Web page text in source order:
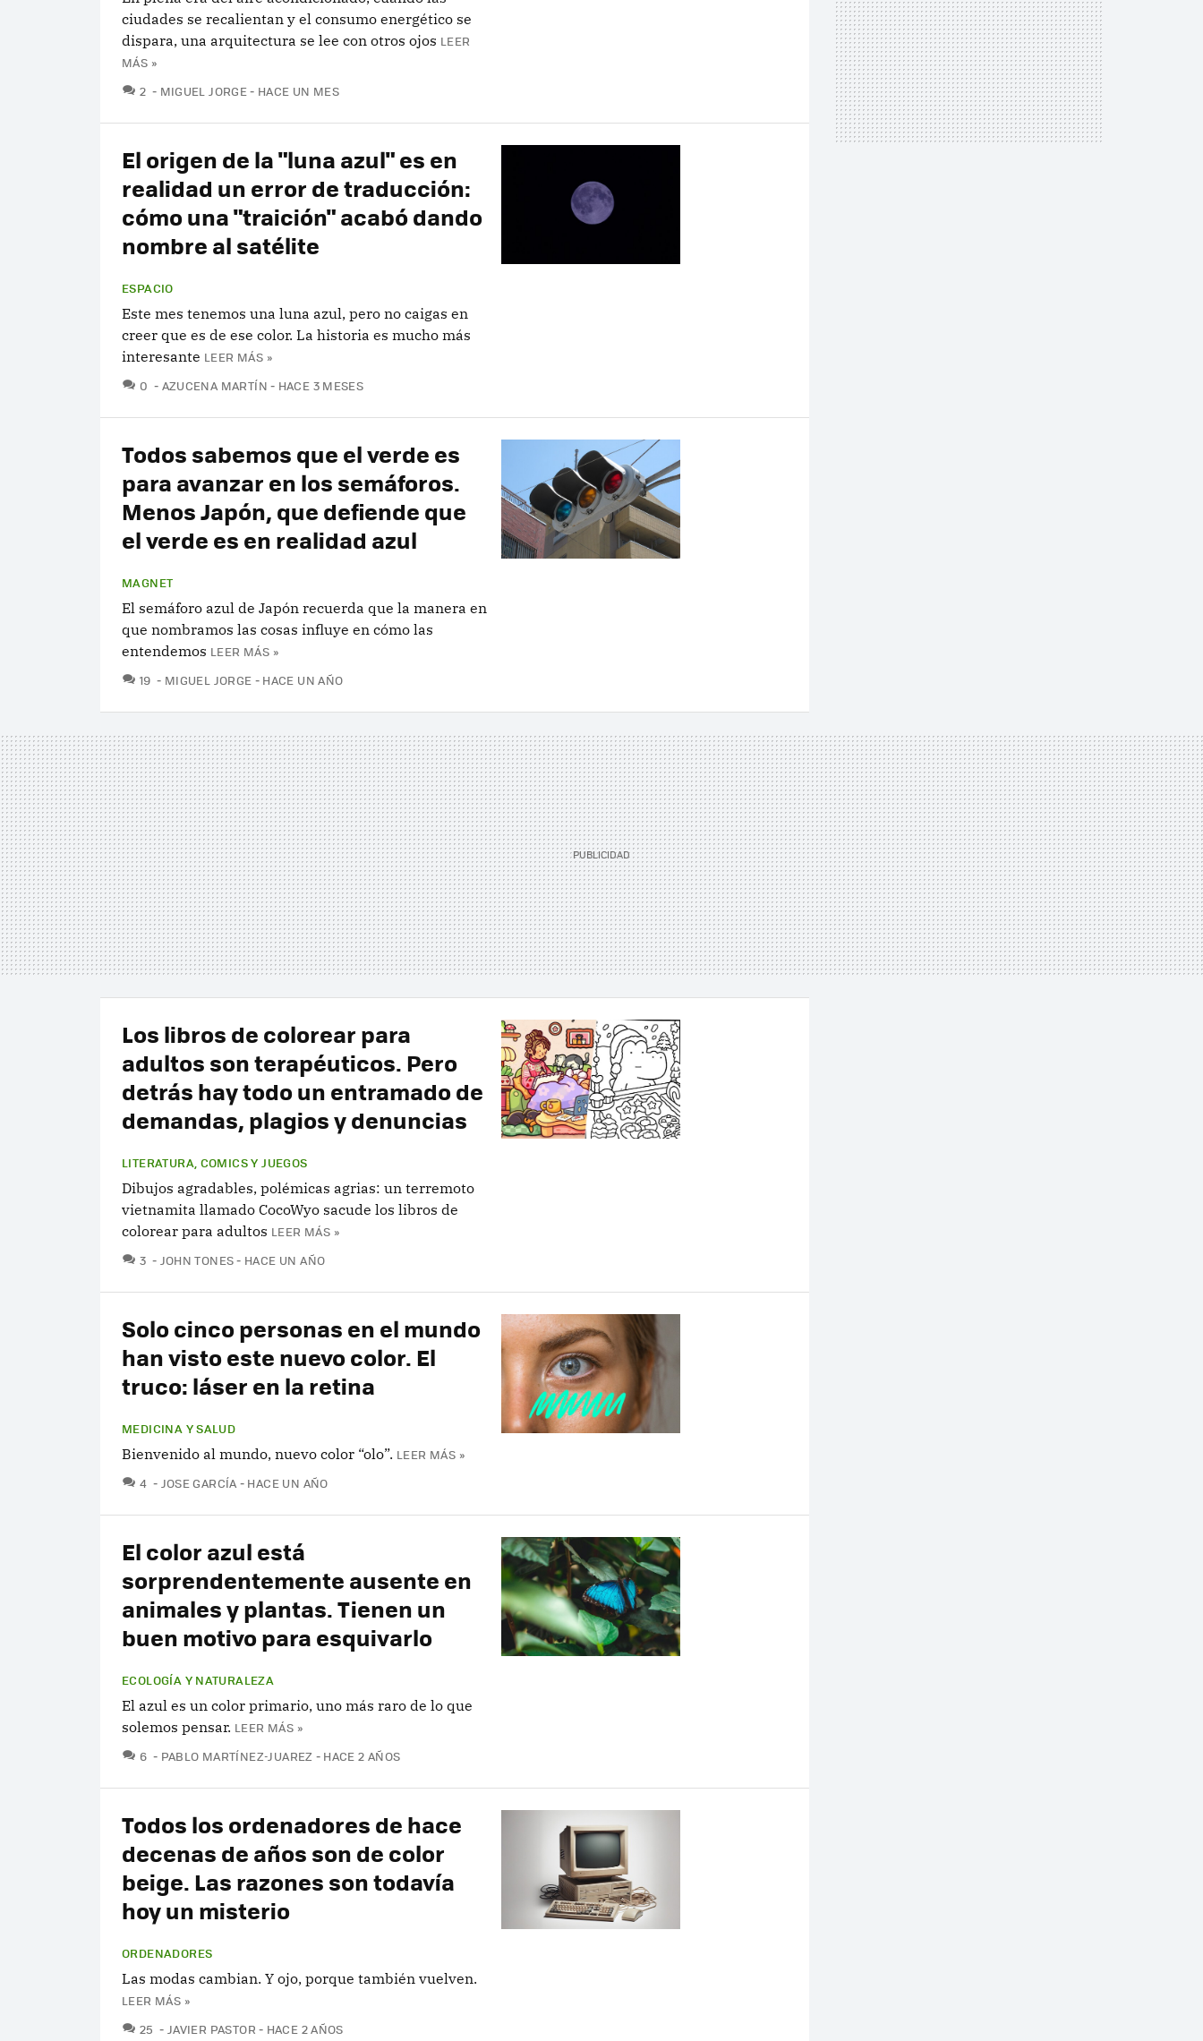
ciudades se recalientan y el consumo energético se
dispara, una arquitectura se lee con otros ojos LEER
MÁS »
2 COMENTARIOS
MIGUEL JORGE HACE UN MES
El origen de la "luna azul" es en
realidad un error de traducción:
cómo una "traición" acabó dando
nombre al satélite
ESPACIO
Este mes tenemos una luna azul, pero no caigas en
creer que es de ese color. La historia es mucho más
interesante LEER MÁS »
0 COMENTARIOS
AZUCENA MARTÍN HACE 3 MESES
Todos sabemos que el verde es
para avanzar en los semáforos.
Menos Japón, que defiende que
el verde es en realidad azul
MAGNET
El semáforo azul de Japón recuerda que la manera en
que nombramos las cosas influye en cómo las
entendemos LEER MÁS »
19 COMENTARIOS
MIGUEL JORGE HACE UN AÑO
Los libros de colorear para
adultos son terapéuticos. Pero
detrás hay todo un entramado de
demandas, plagios y denuncias
LITERATURA, COMICS Y JUEGOS
Dibujos agradables, polémicas agrias: un terremoto
vietnamita llamado CocoWyo sacude los libros de
colorear para adultos LEER MÁS »
3 COMENTARIOS
JOHN TONES HACE UN AÑO
Solo cinco personas en el mundo
han visto este nuevo color. El
truco: láser en la retina
MEDICINA Y SALUD
Bienvenido al mundo, nuevo color “olo”. LEER MÁS »
4 COMENTARIOS
JOSE GARCÍA HACE UN AÑO
El color azul está
sorprendentemente ausente en
animales y plantas. Tienen un
buen motivo para esquivarlo
ECOLOGÍA Y NATURALEZA
El azul es un color primario, uno más raro de lo que
solemos pensar. LEER MÁS »
6 COMENTARIOS
PABLO MARTÍNEZ-JUAREZ HACE 2 AÑOS
Todos los ordenadores de hace
decenas de años son de color
beige. Las razones son todavía
hoy un misterio
ORDENADORES
Las modas cambian. Y ojo, porque también vuelven.
LEER MÁS »
25 COMENTARIOS
JAVIER PASTOR HACE 2 AÑOS